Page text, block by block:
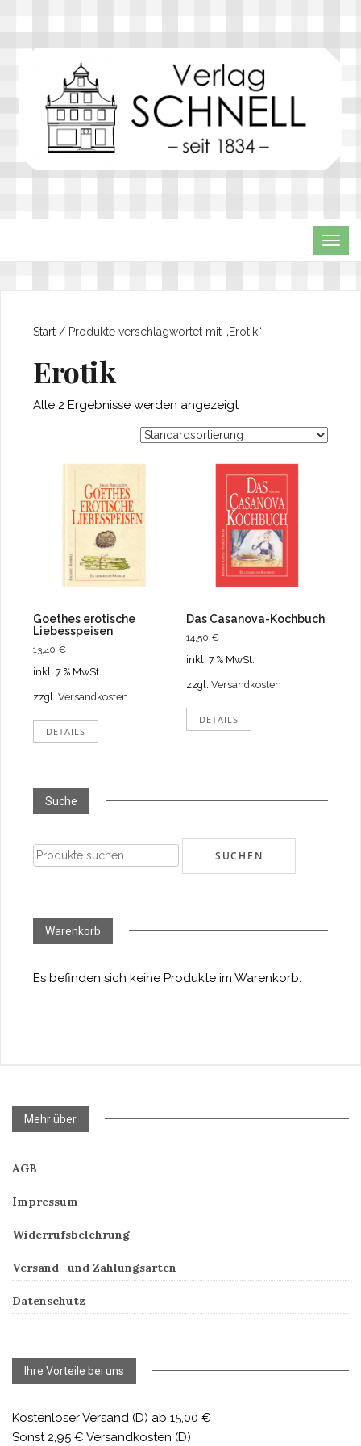
Start / Produkte verschlagwortet mit „Erotik“
Erotik
Alle 2 Ergebnisse werden angezeigt
Goethes erotische
Liebesspeisen
13,40 €
inkl. 7 % MwSt.
zzgl. Versandkosten
DETAILS
Das Casanova-Kochbuch
14,50 €
inkl. 7 % MwSt.
zzgl.Versandkosten
DETAILS
Suche
Suchen
nach:
SUCHEN
Warenkorb
Es befinden sich keine Produkte im Warenkorb.
Mehr über
AGB
Impressum
Widerrufsbelehrung
Versand- und Zahlungsarten
Datenschutz
Ihre Vorteile bei uns
Kostenloser Versand (D) ab 15,00 €
Sonst 2,95 € Versandkosten (D)